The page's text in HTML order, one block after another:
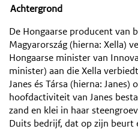
Achtergrond
De Hongaarse producent van
Magyarország (hierna: Xella)
Hongaarse minister van
minister) aan die Xella
Janes és Társa (hierna: Janes)
hoofdactiviteit van Janes
zand en klei in haar
Duits bedrijf, dat op zijn beurt